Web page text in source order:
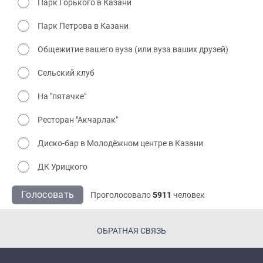
Парк Горького в Казани
Парк Петрова в Казани
Общежитие вашего вуза (или вуза ваших друзей)
Сельский клуб
На "пятачке"
Ресторан "Акчарлак"
Диско-бар в Молодёжном центре в Казани
ДК Урицкого
Голосовать Проголосовало5911 человек
ОБРАТНАЯ СВЯЗЬ